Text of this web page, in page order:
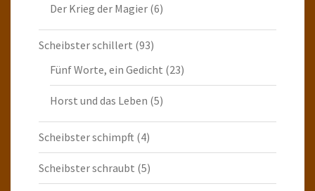
Der Krieg der Magier (6)
Scheibster schillert (93)
Fünf Worte, ein Gedicht (23)
Horst und das Leben (5)
Scheibster schimpft (4)
Scheibster schraubt (5)